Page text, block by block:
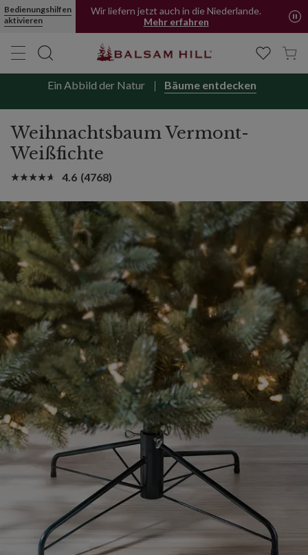
Bedienungshilfen
aktivieren
Wir liefern jetzt auch in die Niederlande.
Mehr erfahren
Ein Abbild der Natur Bäume entdecken
Weihnachtsbaum Vermont-
Weißfichte
4.6 (4768)